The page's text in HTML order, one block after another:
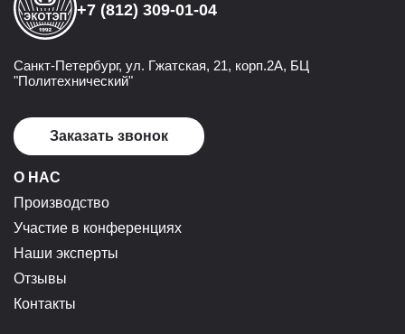
+7 (812) 309-01-04
Санкт-Петербург, ул. Гжатская, 21, корп.2А, БЦ
"Политехнический"
Заказать звонок
О НАС
Производство
Участие в конференциях
Наши эксперты
Отзывы
Контакты